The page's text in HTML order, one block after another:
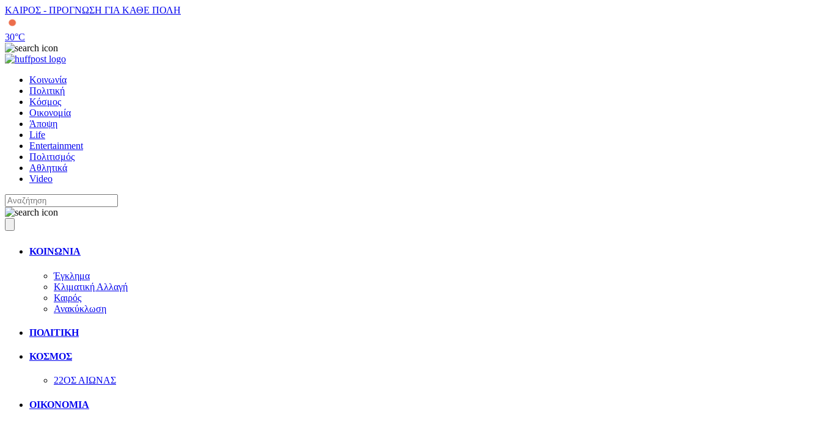
ΚΑΙΡΟΣ - ΠΡΟΓΝΩΣΗ ΓΙΑ ΚΑΘΕ ΠΟΛΗ
30°C
Κοινωνία
Πολιτική
Κόσμος
Οικονομία
Άποψη
Life
Entertainment
Πολιτισμός
Αθλητικά
Video
ΚΟΙΝΩΝΙΑ
Έγκλημα
Κλιματική Αλλαγή
Καιρός
Ανακύκλωση
ΠΟΛΙΤΙΚΗ
ΚΟΣΜΟΣ
22ΟΣ ΑΙΩΝΑΣ
ΟΙΚΟΝΟΜΙΑ